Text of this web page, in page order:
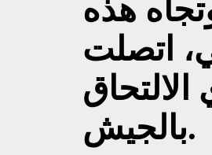
هذه
اتصلت
الالتحاق
بالجيش.